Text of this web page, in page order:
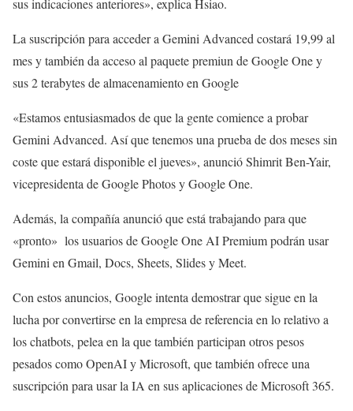
sus indicaciones anteriores», explica Hsiao.
La suscripción para acceder a Gemini Advanced costará 19,99 al
mes y también da acceso al paquete premiun de Google One y
sus 2 terabytes de almacenamiento en Google
«Estamos entusiasmados de que la gente comience a probar
Gemini Advanced. Así que tenemos una prueba de dos meses sin
coste que estará disponible el jueves», anunció Shimrit Ben-Yair,
vicepresidenta de Google Photos y Google One.
Además, la compañía anunció que está trabajando para que
«pronto» los usuarios de Google One AI Premium podrán usar
Gemini en Gmail, Docs, Sheets, Slides y Meet.
Con estos anuncios, Google intenta demostrar que sigue en la
lucha por convertirse en la empresa de referencia en lo relativo a
los chatbots, pelea en la que también participan otros pesos
pesados como OpenAI y Microsoft, que también ofrece una
suscripción para usar la IA en sus aplicaciones de Microsoft 365.